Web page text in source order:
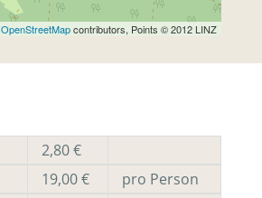
OpenStreetMapcontributors, Points © 2012 LINZ
2,80 €
19,00 €
pro Person